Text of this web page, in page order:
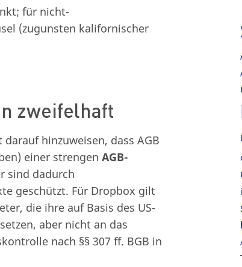
für nicht-
(zugunsten kalifornischer
zweifelhaft
hinzuweisen, dass AGB
einer strengen AGB-
sind dadurch
geschützt. Für Dropbox gilt
die ihre auf Basis des US-
aber nicht an das
nach §§ 307 ff. BGB in